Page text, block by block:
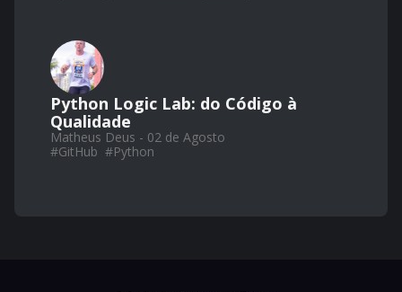
Python Logic Lab: do Código à
Qualidade
Matheus Deus - 02 de Agosto
#GitHub #Python